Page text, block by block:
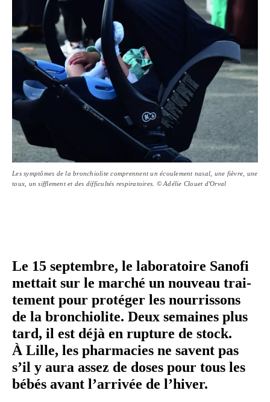
Les symptômes de la bronchiolite comprennent un écoulement nasal, une fièvre, une
toux, un sifflement et des difficultés respiratoires. © Adélie Clouet d'Orval
Le 15 septembre, le labo­ra­toire Sanofi
mettait sur le marché un nouveau trai­
te­ment pour protéger les nour­ris­sons
de la bron­chio­lite. Deux semaines plus
tard, il est déjà en rupture de stock.
À Lille, les phar­ma­cies ne savent pas
s’il y aura assez de doses pour tous les
bébés avant l’arrivée de l’hiver.